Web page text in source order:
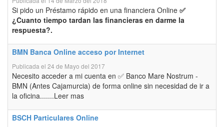
Si pido un Préstamo rápido en una financiera Online ✅
¿Cuanto tiempo tardan las financieras en darme la
respuesta?.
BMN Banca Online acceso por Internet
Publicada el 24 de Mayo del 2017
Necesito acceder a mi cuenta en ✅ Banco Mare Nostrum -
BMN (Antes Cajamurcia) de forma online sin necesidad de ir a
la oficina.......Leer mas
BSCH Particulares Online